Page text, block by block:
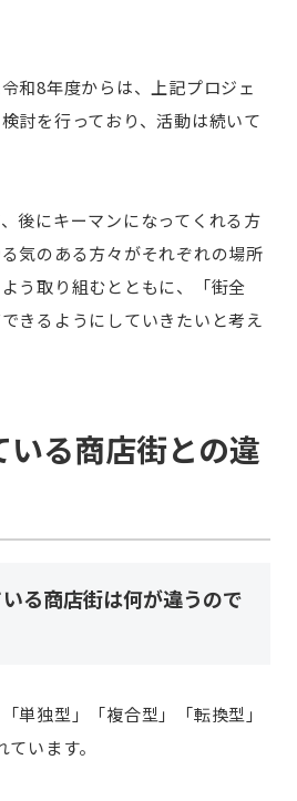
和8年度からは、上記プロジェ
討を行っており、活動は続いて
後にキーマンになってくれる方
気のある方々がそれぞれの場所
う取り組むとともに、「街全
きるようにしていきたいと考え
いる商店街との違
る商店街は何が違うので
単独型」「複合型」「転換型」
います。